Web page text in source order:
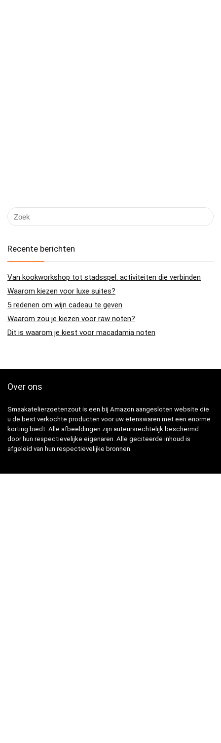
Recente berichten
Van kookworkshop tot stadsspel: activiteiten die verbinden
Waarom kiezen voor luxe suites?
5 redenen om wijn cadeau te geven
Waarom zou je kiezen voor raw noten?
Dit is waarom je kiest voor macadamia noten
Over ons
Smaakatelierzoetenzout is een bij Amazon aangesloten website die
u de best verkochte producten voor uw etenswaren met een enorme
korting biedt. Alle afbeeldingen zijn auteursrechtelijk beschermd
door hun respectievelijke eigenaren. Alle geciteerde inhoud is
afgeleid van hun respectievelijke bronnen.